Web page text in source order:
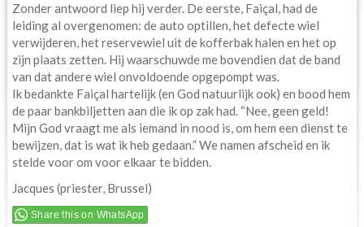
Zonder antwoord liep hij verder. De eerste, Faiçal, had de
leiding al overgenomen: de auto optillen, het defecte wiel
verwijderen, het reservewiel uit de kofferbak halen en het op
zijn plaats zetten. Hij waarschuwde me bovendien dat de band
van dat andere wiel onvoldoende opgepompt was.
Ik bedankte Faiçal hartelijk (en God natuurlijk ook) en bood hem
de paar bankbiljetten aan die ik op zak had. “Nee, geen geld!
Mijn God vraagt me als iemand in nood is, om hem een dienst te
bewijzen, dat is wat ik heb gedaan.” We namen afscheid en ik
stelde voor om voor elkaar te bidden.
Jacques (priester, Brussel)
Share this on WhatsApp